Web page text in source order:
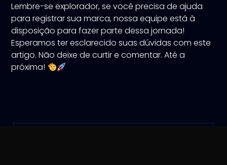
Lembre-se explorador, se você precisa de ajuda
para registrar sua marca, nossa equipe está à
disposição para fazer parte dessa jornada!
Esperamos ter esclarecido suas dúvidas com este
artigo. Não deixe de curtir e comentar. Até a
próxima!